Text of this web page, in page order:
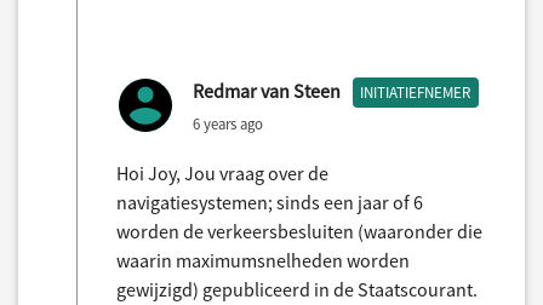
Redmar van Steen INITIATIEFNEMER
6 years ago
Hoi Joy, Jou vraag over de
navigatiesystemen; sinds een jaar of 6
worden de verkeersbesluiten (waaronder die
waarin maximumsnelheden worden
gewijzigd) gepubliceerd in de Staatscourant.